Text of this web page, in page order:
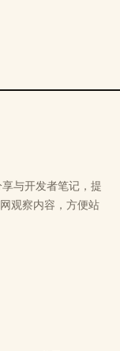
与开发者笔记，提
观察内容，方便站